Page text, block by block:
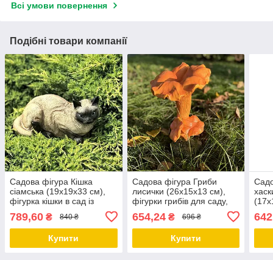
Всі умови повернення
Подібні товари компанії
Садова фігура Кішка
сіамська (19х19х33 см),
фігурка кішки в сад із
789,60 ₴ 840 ₴
Купити
Садова фігура Гриби
лисички (26х15х13 см),
фігурки грибів для саду,
фігури з полістоуну
654,24₴ 696 ₴
Купити